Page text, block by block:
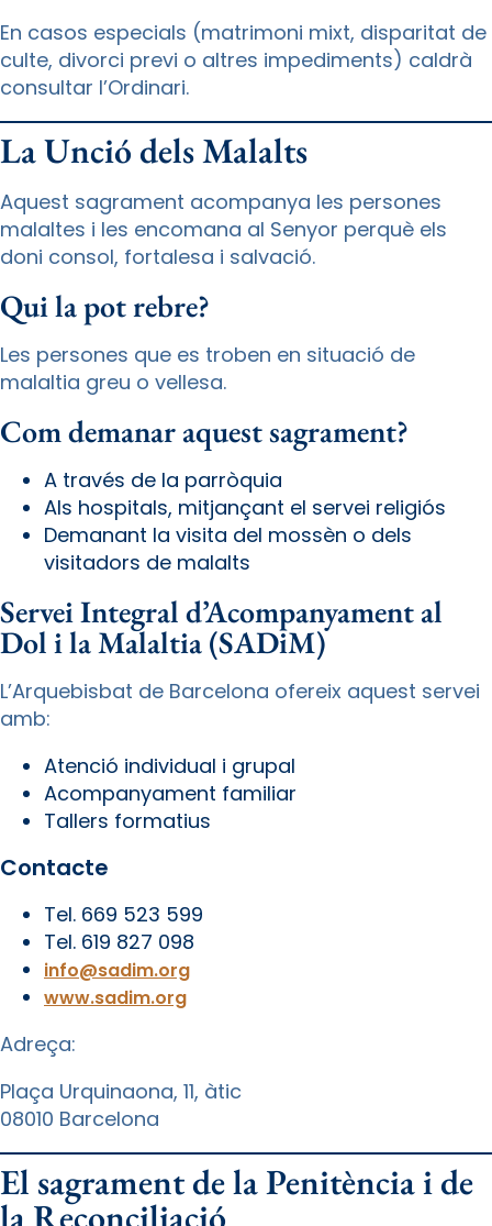
En casos especials (matrimoni mixt, disparitat de
culte, divorci previ o altres impediments) caldrà
consultar l’Ordinari.
La Unció dels Malalts
Aquest sagrament acompanya les persones
malaltes i les encomana al Senyor perquè els
doni consol, fortalesa i salvació.
Qui la pot rebre?
Les persones que es troben en situació de
malaltia greu o vellesa.
Com demanar aquest sagrament?
A través de la parròquia
Als hospitals, mitjançant el servei religiós
Demanant la visita del mossèn o dels
visitadors de malalts
Servei Integral d’Acompanyament al
Dol i la Malaltia (SADiM)
L’Arquebisbat de Barcelona ofereix aquest servei
amb:
Atenció individual i grupal
Acompanyament familiar
Tallers formatius
Contacte
Tel. 669 523 599
Tel. 619 827 098
info@sadim.org
www.sadim.org
Adreça:
Plaça Urquinaona, 11, àtic
08010 Barcelona
El sagrament de la Penitència i de
la Reconciliació